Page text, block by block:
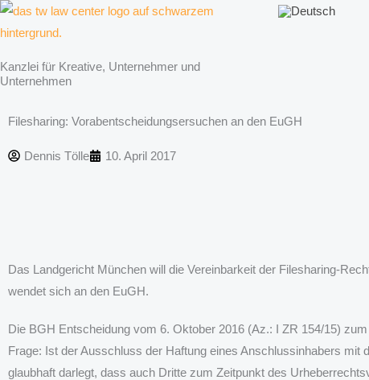
Zum
Inhalt
Kanzlei für Kreative, Unternehmer und
Unternehmen
Filesharing: Vorabentscheidungsersuchen an den EuGH
Dennis Tölle 10. April 2017
Das Landgericht München will die Vereinbarkeit der Filesharing-
wendet sich an den EuGH.
Die BGH Entscheidung vom 6. Oktober 2016 (Az.: I ZR 154/15)
Frage: Ist der Ausschluss der Haftung eines Anschlussinhabers
glaubhaft darlegt, dass auch Dritte zum Zeitpunkt des